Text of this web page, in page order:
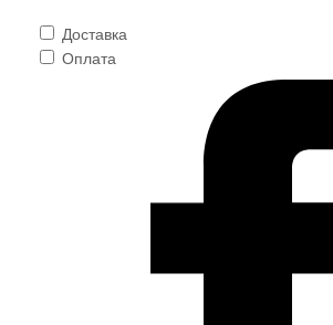
Доставка
Оплата